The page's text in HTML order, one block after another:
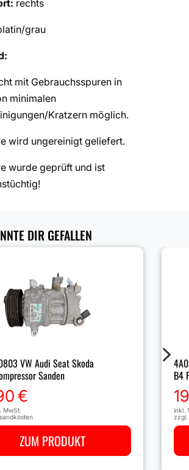
rechts
grau
mit Gebrauchsspuren in
minimalen
Kratzern möglich.
wird ungereinigt geliefert.
wurde geprüft und ist
DIR GEFALLEN
VW Audi Seat Skoda
Sanden
€
MwSt.
ZUM PRODUKT
B4
inkl.
zzgl.
5